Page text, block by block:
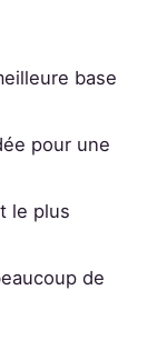
base
pour une
le plus
de